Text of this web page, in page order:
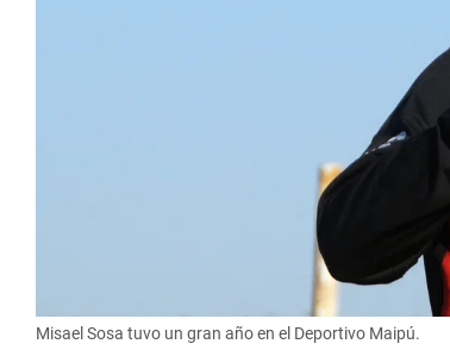
Misael Sosa tuvo un gran año en el Deportivo Maipú.